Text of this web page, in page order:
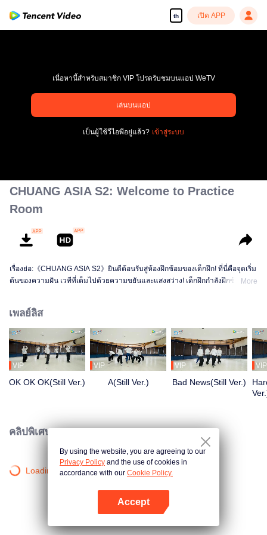
th เปิด APP
pay limit
เนื่อหานี้สำหรับสมาชิก VIP โปรดรับชมบนแอป WeTV
เล่นบนแอป
เป็นผู้ใช้วีไอพีอยู่แล้ว? เข้าสู่ระบบ
CHUANG ASIA S2: Welcome to Practice
Room
เรื่องย่อ:《CHUANG ASIA S2》ยินดีต้อนรับสู่ห้องฝึกซ้อมของเด็กฝึก! ที่นี่คือจุดเริ่ม
ต้นของความฝัน เวทีที่เต็มไปด้วยความขยันและแสงสว่าง! เด็กฝึกกำลังฝึกซ้อม
ฝึกซ้อมของพวกเขามั้ย?
More
เพลย์ลิส
VIP
OK OK OK(Still Ver.)
VIP
A(Still Ver.)
VIP
Bad News(Still Ver.)
VIP
คลิปพิเศษ
Loading…
By using the website, you are agreeing to our
Privacy Policy and the use of cookies in
accordance with our Cookie Policy.
Accept